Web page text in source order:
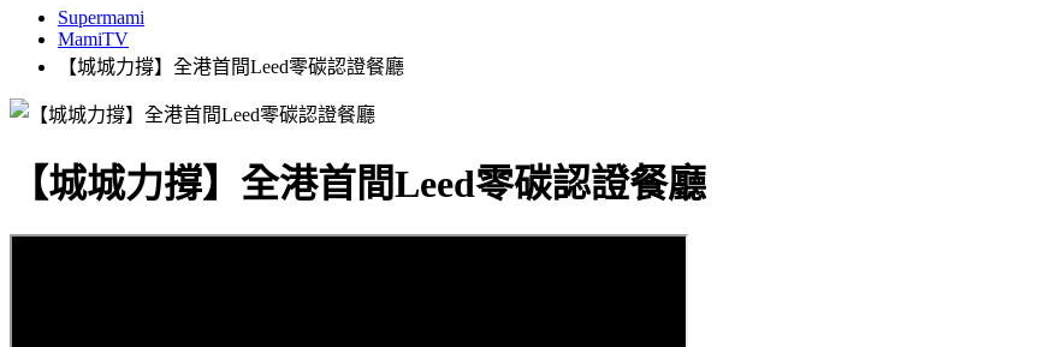
Supermami
MamiTV
【城城力撐】全港首間Leed零碳認證餐廳
【城城力撐】全港首間Leed零碳認證餐廳